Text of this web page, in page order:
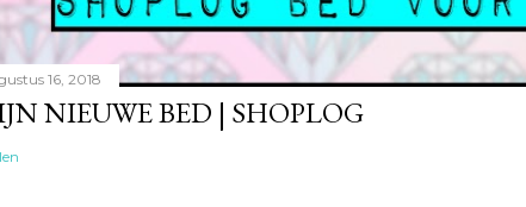
16, 2018
NIEUWE BED | SHOPLOG